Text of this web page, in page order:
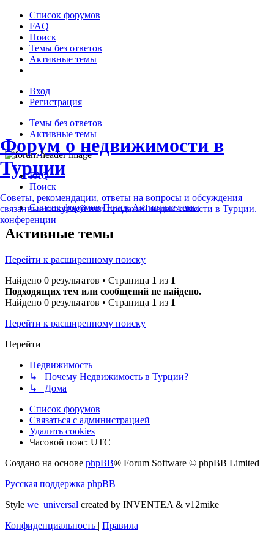
Список форумов
FAQ
Поиск
Темы без ответов
Активные темы
Вход
Регистрация
Темы без ответов
Активные темы
Форум о недвижимости в
Турции
Советы, рекомендации, ответы на вопросы и обсуждения
связанные покупкой или продажей недвижимости в Турции.
конференции
FAQ
Поиск
Список форумов Поиск Активные темы
Активные темы
Перейти к расширенному поиску
Найдено 0 результатов • Страница 1 из 1
Подходящих тем или сообщений не найдено.
Найдено 0 результатов • Страница 1 из 1
Перейти к расширенному поиску
Перейти
Недвижимость
↳ Почему Недвижимость в Турции?
↳ Дома
Список форумов
Связаться с администрацией
Удалить cookies
Часовой пояс: UTC
Создано на основе phpBB® Forum Software © phpBB Limited
Русская поддержка phpBB
Style we_universal created by INVENTEA & v12mike
Конфиденциальность | Правила